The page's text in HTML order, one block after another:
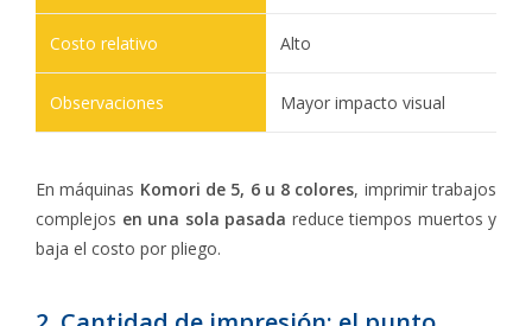
Alto
Mayor impacto visual
En máquinas Komori de 5, 6 u 8 colores, imprimir trabajos
complejos en una sola pasada reduce tiempos muertos y
baja el costo por pliego.